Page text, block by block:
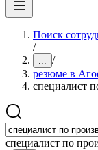
Поиск
/
... /
резюме в
специалист
специалист по